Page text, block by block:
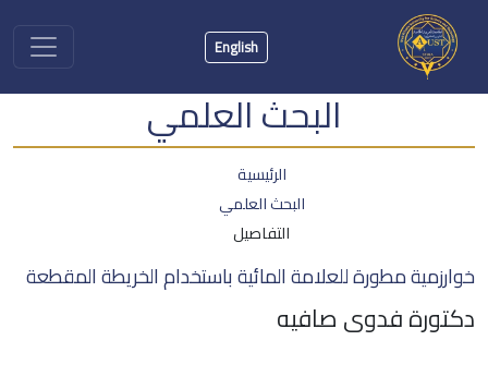
English
البحث العلمي
الرئيسية
البحث العلمي
التفاصيل
خوارزمية مطورة للعلامة المائية باستخدام الخريطة المقطعة
دكتورة فدوى صافيه